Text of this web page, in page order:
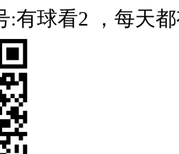
:有球看2 ，每天